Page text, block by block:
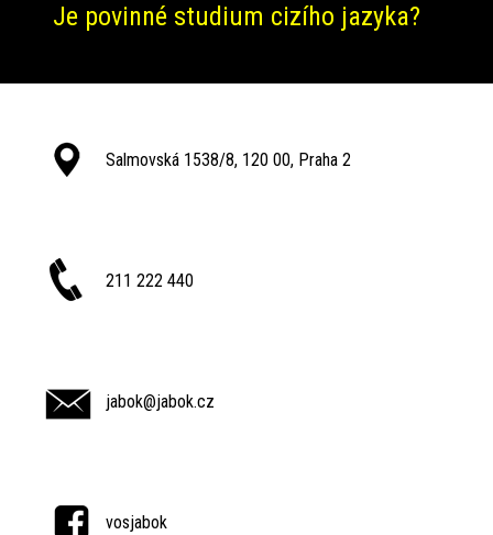
Je povinné studium cizího jazyka?
Salmovská 1538/8, 120 00, Praha 2
211 222 440
jabok@jabok.cz
vosjabok